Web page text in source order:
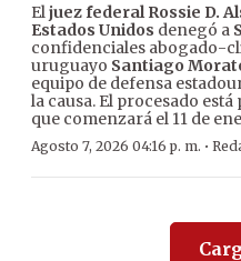
Eljuez federal Rossie D.
Estados Unidos denegó a
confidenciales abogado-
uruguayo Santiago
equipo de defensa
la causa. El procesado
que comenzará el 11 de
Agosto 7, 2026 04:16 p. m. ·